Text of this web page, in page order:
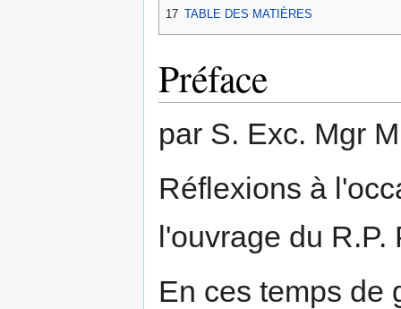
17 TABLE DES MATIÈRES
Préface
par S. Exc. Mgr
Réflexions à
l'ouvrage du
En ces temps de